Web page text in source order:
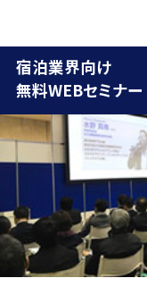
宿泊業界向け
無料WEBセミナー